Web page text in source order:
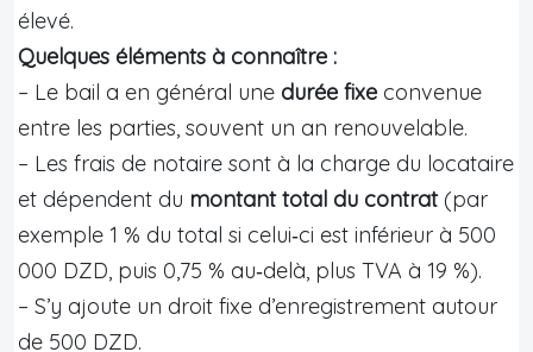
élevé.
Quelques éléments à connaître :
– Le bail a en général une durée fixe convenue
entre les parties, souvent un an renouvelable.
– Les frais de notaire sont à la charge du locataire
et dépendent du montant total du contrat(par
exemple 1 % du total si celui‑ci est inférieur à 500
000 DZD, puis 0,75 % au‑delà, plus TVA à 19 %).
– S’y ajoute un droit fixe d’enregistrement autour
de 500 DZD.